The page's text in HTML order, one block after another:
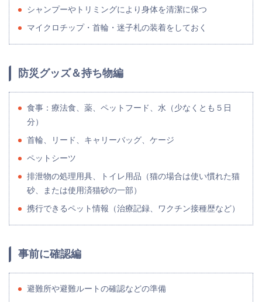
シャンプーやトリミングにより身体を清潔に保つ
マイクロチップ・首輪・迷子札の装着をしておく
防災グッズ＆持ち物編
食事：療法食、薬、ペットフード、水（少なくとも５日
分）
首輪、リード、キャリーバッグ、ケージ
ペットシーツ
排泄物の処理用具、トイレ用品（猫の場合は使い慣れた猫
砂、または使用済猫砂の一部）
携行できるペット情報（治療記録、ワクチン接種歴など）
事前に確認編
避難所や避難ルートの確認などの準備